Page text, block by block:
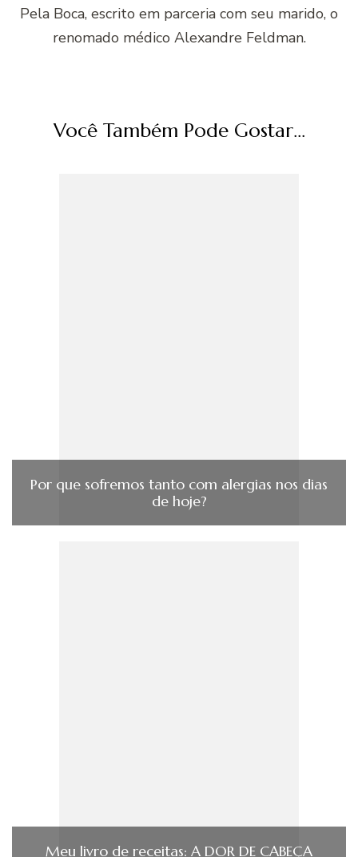
Pela Boca, escrito em parceria com seu marido, o
renomado médico Alexandre Feldman.
Você Também Pode Gostar...
Por que sofremos tanto com alergias nos dias
de hoje?
Meu livro de receitas: A DOR DE CABEÇA